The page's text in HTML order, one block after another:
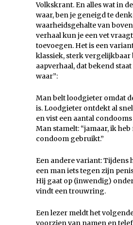
Volkskrant. En alles wat in
waar, ben je geneigd te
waarheidsgehalte van
verhaal kun je een vet
toevoegen. Het is een
klassiek, sterk
aapverhaal, dat bekend staat
waar”:
Man belt loodgieter omdat
is. Loodgieter ontdekt al
en vist een aantal
Man stamelt: “jamaar, ik
condoom gebruikt.”
Een andere variant: Tijdens
een man iets tegen zijn
Hij gaat op (inwendig)
vindt een trouwring.
Een lezer meldt het
voorzien van namen en